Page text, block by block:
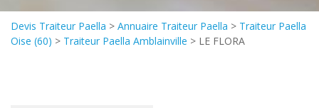
Devis Traiteur Paella > Annuaire Traiteur Paella > Traiteur Paella
Oise (60) > Traiteur Paella Amblainville > LE FLORA